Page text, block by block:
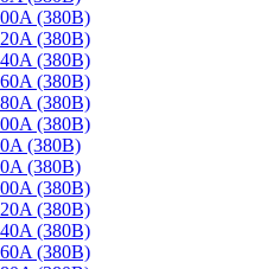
(380B)
(380B)
(380B)
(380B)
(380B)
(380B)
(380B)
(380B)
(380B)
(380B)
(380B)
(380B)